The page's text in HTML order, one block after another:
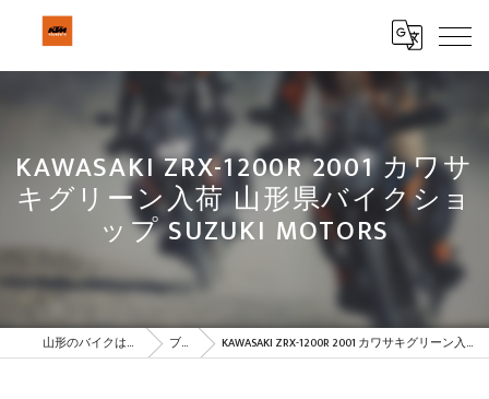
KAWASAKI ZRX-1200R 2001 カワサ
キグリーン入荷 山形県バイクショ
ップ SUZUKI MOTORS
山形のバイクはBeSTAR株式会社 ブログ KAWASAKI ZRX-1200R 2001 カワサキグリーン入荷 山形県バイクショップ SUZUKI MOTORS